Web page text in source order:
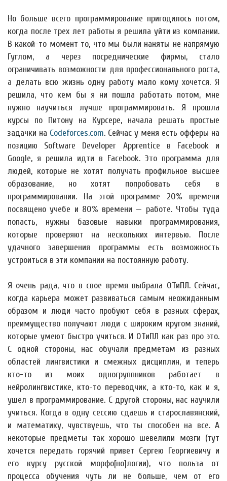
Но больше всего программирование пригодилось потом,
когда после трех лет работы я решила уйти из компании.
В какой-то момент то, что мы были наняты не напрямую
Гуглом, а через посреднические фирмы, стало
ограничивать возможности для профессионального роста,
а делать всю жизнь одну работу мало кому хочется. Я
решила, что кем бы я ни пошла работать потом, мне
нужно научиться лучше программировать. Я прошла
курсы по Питону на Курсере, начала решать простые
задачки на Codeforces.com. Сейчас у меня есть офферы на
позицию Software Developer Apprentice в Facebook и
Google, я решила идти в Facebook. Это программа для
людей, которые не хотят получать профильное высшее
образование, но хотят попробовать себя в
программировании. На этой программе 20% времени
посвящено учебе и 80% времени — работе. Чтобы туда
попасть, нужны базовые навыки программирования,
которые проверяют на нескольких интервью. После
удачного завершения программы есть возможность
устроиться в эти компании на постоянную работу.
Я очень рада, что в свое время выбрала ОТиПЛ. Сейчас,
когда карьера может развиваться самым неожиданным
образом и люди часто пробуют себя в разных сферах,
преимущество получают люди с широким кругом знаний,
которые умеют быстро учиться. И ОТиПЛ как раз про это.
С одной стороны, нас обучали предметам из разных
областей лингвистики и смежных дисциплин, и теперь
кто-то из моих одногруппников работает в
нейролингвистике, кто-то переводчик, а кто-то, как и я,
ушел в программирование. С другой стороны, нас научили
учиться. Когда в одну сессию сдаешь и старославянский,
и математику, чувствуешь, что ты способен на все. А
некоторые предметы так хорошо шевелили мозги (тут
хочется передать горячий привет Сергею Георгиевичу и
его курсу русской морфо[но]логии), что польза от
процесса обучения чуть ли не больше, чем от его